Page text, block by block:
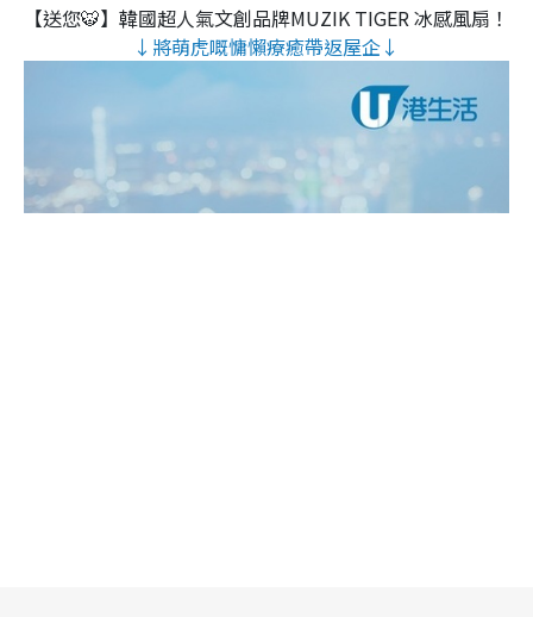
【送您🐯】韓國超人氣文創品牌MUZIK TIGER 冰感風扇！
↓將萌虎嘅慵懶療癒帶返屋企↓